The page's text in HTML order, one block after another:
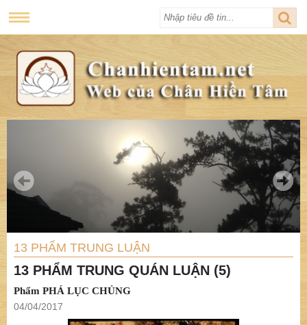
13 PHẨM TRUNG LUẬN
13 PHẨM TRUNG QUÁN LUẬN (5)
Phẩm PHÁ LỤC CHỦNG
04/04/2017